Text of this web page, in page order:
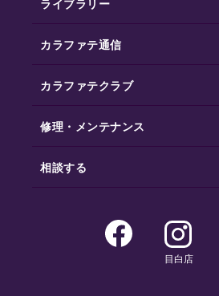
カラファテ通信
カラファテクラブ
修理・メンテナンス
相談する
目白店